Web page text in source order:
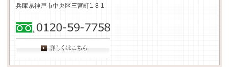
兵庫県神戸市中央区三宮町1-8-1